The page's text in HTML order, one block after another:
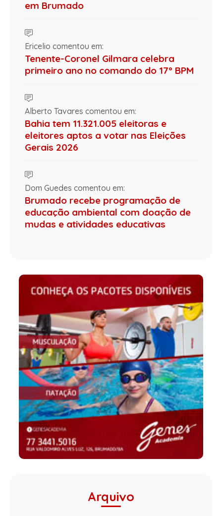
em Brumado
Ericelio comentou em:
Tenente-Coronel Gilmara celebra
primeiro ano no comando do 17º BPM
Alberto Tavares comentou em:
Bahia tem 11.321.005 eleitoras e
eleitores aptos a votar nas Eleições
Gerais 2026
Dom Guedes comentou em:
Brumado recebe programação de
educação ambiental com doação de
mudas e atividades educativas
Arquivo